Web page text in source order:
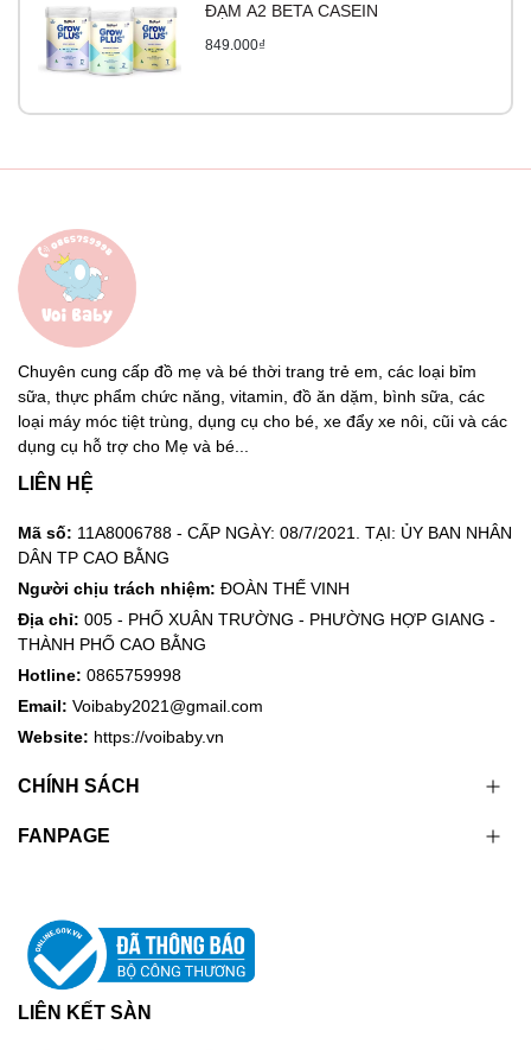
ĐẠM A2 BETA CASEIN
849.000₫
Chuyên cung cấp đồ mẹ và bé thời trang trẻ em, các loại bỉm
sữa, thực phẩm chức năng, vitamin, đồ ăn dặm, bình sữa, các
loại máy móc tiệt trùng, dụng cụ cho bé, xe đẩy xe nôi, cũi và các
dụng cụ hỗ trợ cho Mẹ và bé...
LIÊN HỆ
Mã số: 11A8006788 - CẤP NGÀY: 08/7/2021. TẠI: ỦY BAN NHÂN
DÂN TP CAO BẰNG
Người chịu trách nhiệm: ĐOÀN THẾ VINH
Địa chỉ: 005 - PHỐ XUÂN TRƯỜNG - PHƯỜNG HỢP GIANG -
THÀNH PHỐ CAO BẰNG
Hotline: 0865759998
Email: Voibaby2021@gmail.com
Website: https://voibaby.vn
CHÍNH SÁCH
FANPAGE
LIÊN KẾT SÀN